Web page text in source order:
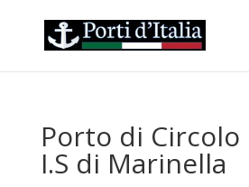
Porto di
I.S di Marinella